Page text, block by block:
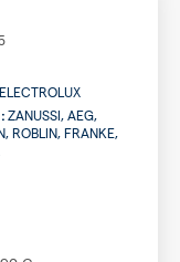
ZANUSSI, AEG,
ROBLIN, FRANKE,